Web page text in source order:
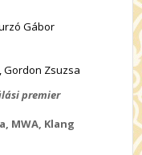
Gábor
Gordon Zsuzsa
premier
MWA, Klang